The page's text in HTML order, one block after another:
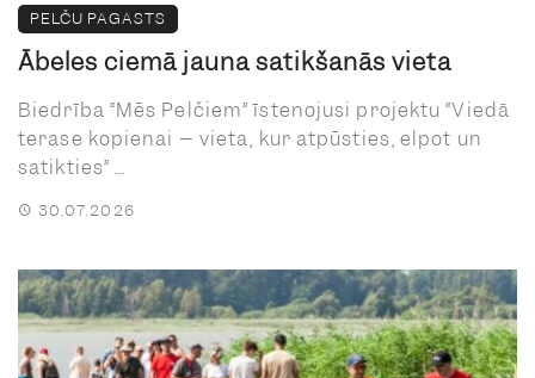
PELČU PAGASTS
Ābeles ciemā jauna satikšanās vieta
Biedrība “Mēs Pelčiem” īstenojusi projektu “Viedā
terase kopienai – vieta, kur atpūsties, elpot un
satikties” ...
30.07.2026